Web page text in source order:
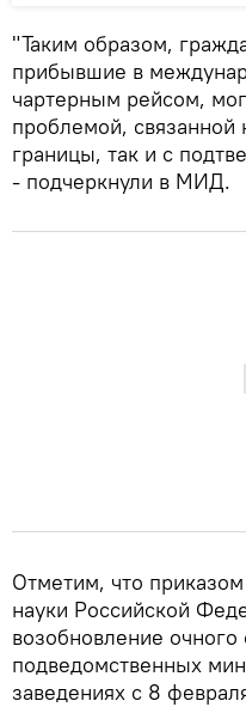
"Таким образом,
прибывшие в
чартерным рейсом,
проблемой, связанной
границы, так и с
- подчеркнули в МИД.
Отметим, что
науки Российской
возобновление
подведомственных
заведениях с 8